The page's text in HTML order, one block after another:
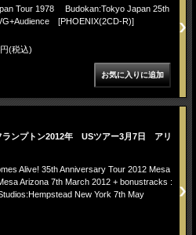
Tour 1978 Budokan:Tokyo Japan 25th
[PHOENIX(2CD-R)]
(税込)
ランプトン2012年 USツアー3月7日 アリ
Alive! 35th Anniversary Tour 2012 Mesa
Arizona 7th March 2012 + bonustracks :
New York 7th May